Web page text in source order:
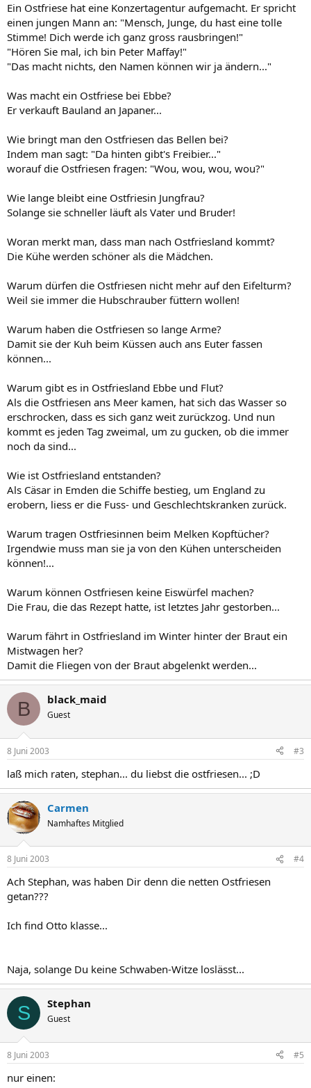
Ein Ostfriese hat eine Konzertagentur aufgemacht. Er spricht
einen jungen Mann an: "Mensch, Junge, du hast eine tolle
Stimme! Dich werde ich ganz gross rausbringen!"
"Hören Sie mal, ich bin Peter Maffay!"
"Das macht nichts, den Namen können wir ja ändern..."
Was macht ein Ostfriese bei Ebbe?
Er verkauft Bauland an Japaner...
Wie bringt man den Ostfriesen das Bellen bei?
Indem man sagt: "Da hinten gibt's Freibier..."
worauf die Ostfriesen fragen: "Wou, wou, wou, wou?"
Wie lange bleibt eine Ostfriesin Jungfrau?
Solange sie schneller läuft als Vater und Bruder!
Woran merkt man, dass man nach Ostfriesland kommt?
Die Kühe werden schöner als die Mädchen.
Warum dürfen die Ostfriesen nicht mehr auf den Eifelturm?
Weil sie immer die Hubschrauber füttern wollen!
Warum haben die Ostfriesen so lange Arme?
Damit sie der Kuh beim Küssen auch ans Euter fassen
können...
Warum gibt es in Ostfriesland Ebbe und Flut?
Als die Ostfriesen ans Meer kamen, hat sich das Wasser so
erschrocken, dass es sich ganz weit zurückzog. Und nun
kommt es jeden Tag zweimal, um zu gucken, ob die immer
noch da sind...
Wie ist Ostfriesland entstanden?
Als Cäsar in Emden die Schiffe bestieg, um England zu
erobern, liess er die Fuss- und Geschlechtskranken zurück.
Warum tragen Ostfriesinnen beim Melken Kopftücher?
Irgendwie muss man sie ja von den Kühen unterscheiden
können!...
Warum können Ostfriesen keine Eiswürfel machen?
Die Frau, die das Rezept hatte, ist letztes Jahr gestorben...
Warum fährt in Ostfriesland im Winter hinter der Braut ein
Mistwagen her?
Damit die Fliegen von der Braut abgelenkt werden...
B black_maid
Guest
8 Juni 2003 #3
laß mich raten, stephan... du liebst die ostfriesen... ;D
Carmen
Namhaftes Mitglied
8 Juni 2003 #4
Ach Stephan, was haben Dir denn die netten Ostfriesen
getan???
Ich find Otto klasse...
Naja, solange Du keine Schwaben-Witze loslässt...
S Stephan
Guest
8 Juni 2003 #5
nur einen: